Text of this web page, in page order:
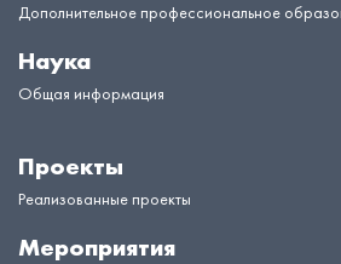
Дополнительное профессиональное
Наука
Общая информация
Проекты
Реализованные проекты
Мероприятия